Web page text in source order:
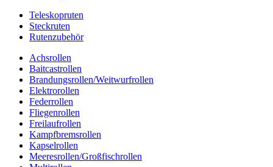
Teleskopruten
Steckruten
Rutenzubehör
Achsrollen
Baitcastrollen
Brandungsrollen/Weitwurfrollen
Elektrorollen
Federrollen
Fliegenrollen
Freilaufrollen
Kampfbremsrollen
Kapselrollen
Meeresrollen/Großfischrollen